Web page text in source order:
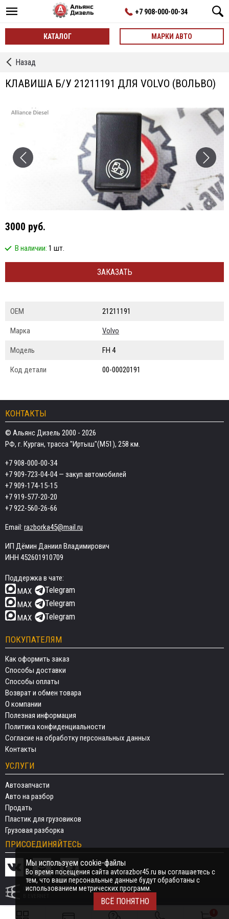
+7 908-000-00-34
КАТАЛОГ МАРКИ АВТО
←
Кнопки,
Размыкатели
Назад
КЛАВИША Б/У 21211191 ДЛЯ VOLVO (ВОЛЬВО)
3000 руб.
В наличии: 1 шт.
ЗАКАЗАТЬ
ОЕМ 21211191
Марка Volvo
Модель FH 4
Код детали 00-00020191
КОНТАКТЫ
© Альянс Дизель 2000 - 2026
РФ, г. Курган, трасса "Иртыш"(М51), 258 км.
+7 908-000-00-34
+7 909-723-04-04— закуп автомобилей
+7 909-174-15-15
+7 919-577-20-20
+7 922-560-26-66
Email: razborka45@mail.ru
ИП Дёмин Даниил Владимирович
ИНН 452601910709
Поддержка в чате:
MAX
Telegram
MAX Telegram
MAX Telegram
ПОКУПАТЕЛЯМ
Как оформить заказ
Способы доставки
Способы оплаты
Возврат и обмен товара
О компании
Полезная информация
Политика конфиденциальности
Согласие на обработку персональных данных
Контакты
УСЛУГИ
Автозапчасти
Авто на разбор
Продать
Пластик для грузовиков
Грузовая разборка
ПРИСОЕДИНЯЙТЕСЬ
СДЕЛАНО
Мы используем cookie-файлы
Во время посещения сайта avtorazbor45.ru вы соглашаетесь с
тем, что ваши персональные данные будут обработаны с
использованием метрических программ.
ВСЁ ПОНЯТНО